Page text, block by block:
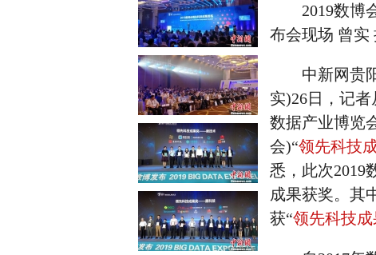
2019数博会
布会现场 曾实
中新网贵阳
实)26日，记者
数据产业博览
会)“领先科技
悉，此次2019
成果获奖。其
获“领先科技成